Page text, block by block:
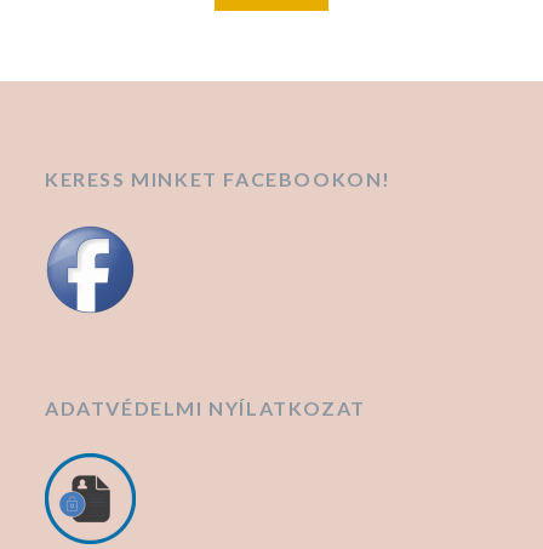
KERESS MINKET FACEBOOKON!
ADATVÉDELMI NYÍLATKOZAT